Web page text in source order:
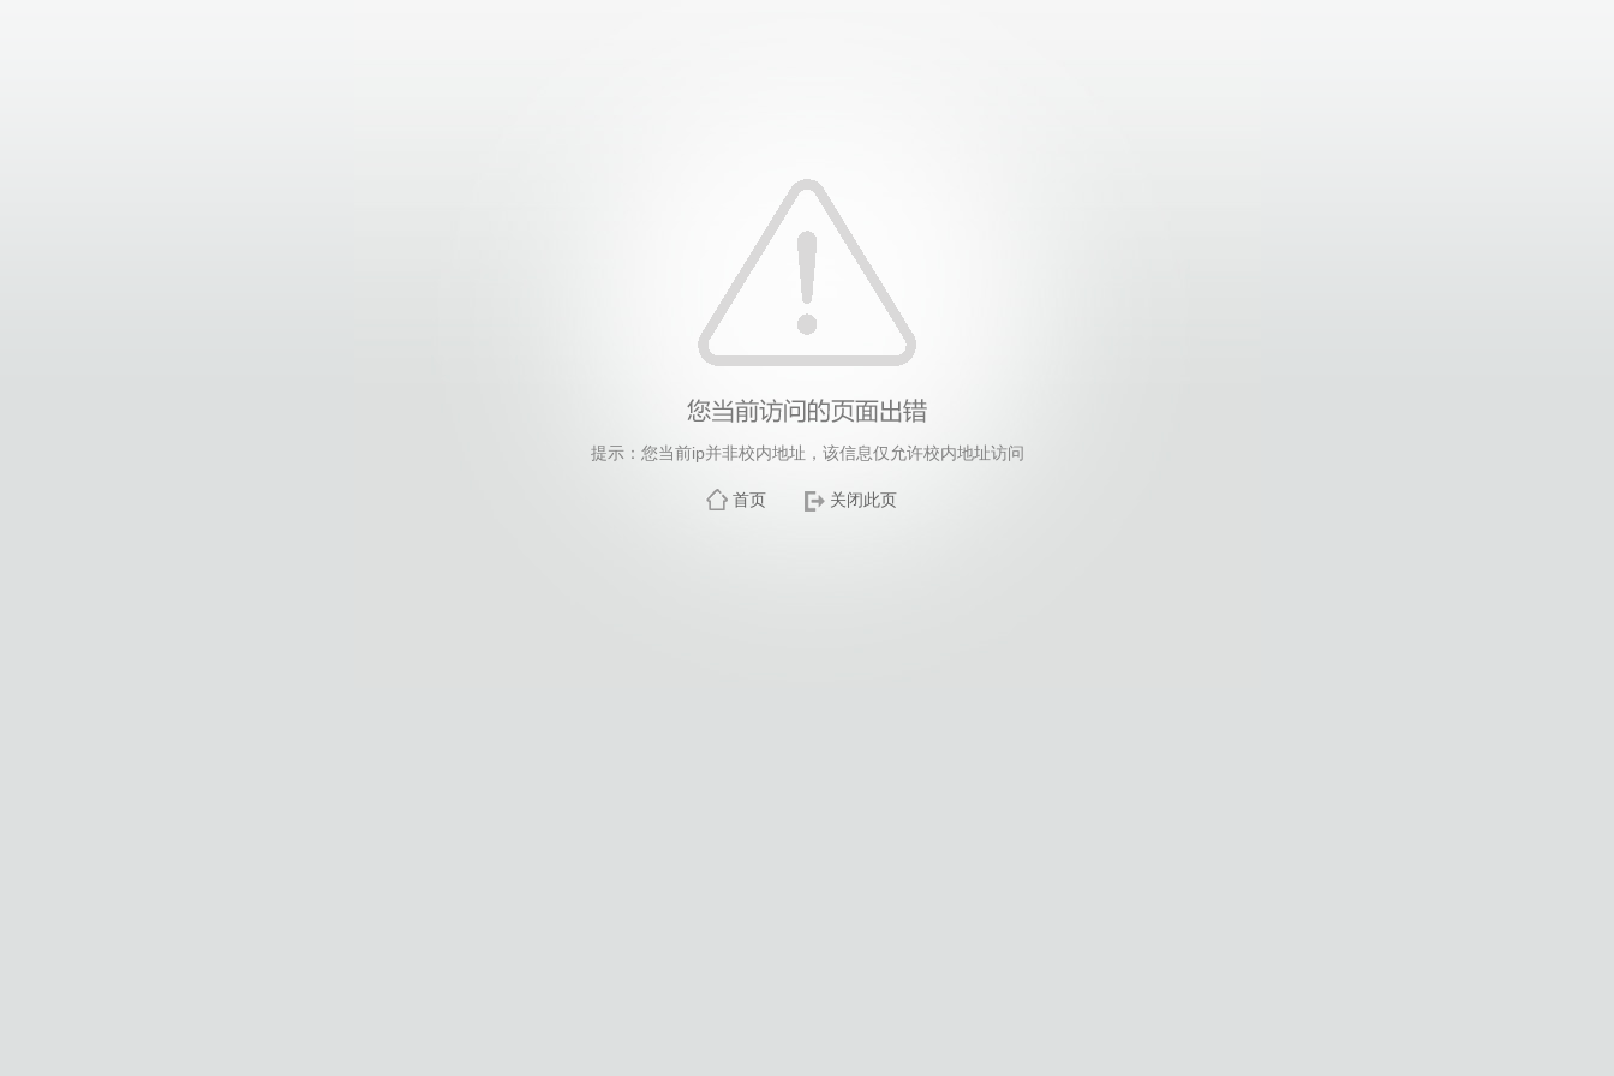
提示：您当前ip并非校内地址，该信息仅允许校内地址访问
首页 关闭此页